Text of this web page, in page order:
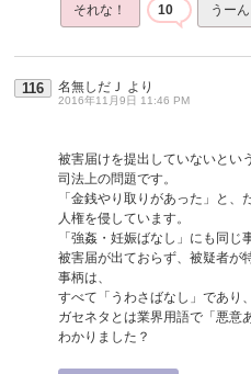
それな！ 10 うー
116 名無しだＪ より
2016年11月9日 11:46 PM
被害届けを提出していないとい
司法上の問題です。
「金銭やり取りがあった」と、
人権を侵しています。
「強姦・妊娠ばなし」にも同じ
被害届が出ておらず、被疑者が
事柄は、
すべて「うわさばなし」であり、
ガセネタとは業界用語で「悪意
わかりました？